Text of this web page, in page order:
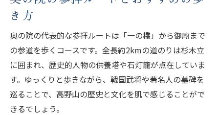
き方
奥の院の代表的な参拝ルートは「一の橋」から御廟まで
の参道を歩くコースです。全長約2kmの道のりは杉木立
に囲まれ、歴史的人物の供養塔や石灯籠が点在していま
す。ゆっくりと歩きながら、戦国武将や著名人の墓碑を
巡ることで、高野山の歴史と文化を肌で感じることがで
きるでしょう。